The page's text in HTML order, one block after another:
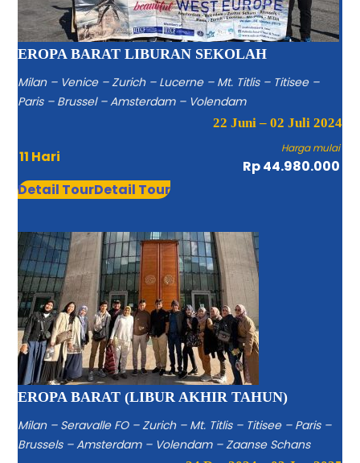
EROPA BARAT LIBURAN SEKOLAH
Milan – Venice – Zurich – Lucerne – Mt. Titlis – Titisee –
Paris – Brussel – Amsterdam – Volendam
22 Juni – 02 Juli 2024
11 Hari Harga mulai
Rp 44.980.000
Detail TourDetail Tour
EROPA BARAT (LIBUR AKHIR TAHUN)
Milan – Seravalle FO – Zurich – Mt. Titlis – Titisee – Paris –
Brussels – Amsterdam – Volendam – Zaanse Schans